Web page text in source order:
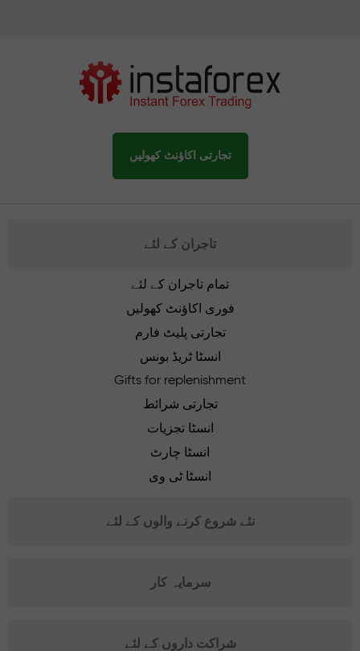
تجارتی اکاؤنٹ کھولیں
تاجران کے لئے
تمام تاجران کے لئے
فوری اکاؤنٹ کھولیں
تجارتی پلیٹ فارم
انسٹا ٹریڈ بونس
Gifts for replenishment
تجارتی شرائط
انسٹا تجزیات
انسٹا چارٹ
انسٹا ٹی وی
نئے شروع کرنے والوں کے لئے
سرمایہ کار
شراکت داروں کے لئے